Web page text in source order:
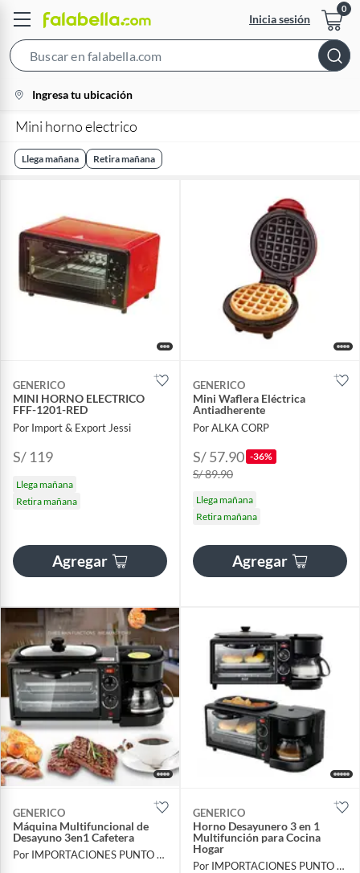
Inicia sesión
Bar
location-
icon
Ingresa tu ubicación
Mini horno electrico
Llega mañana Retira mañana
GENERICO
MINI HORNO ELECTRICO
FFF-1201-RED
Por Import & Export Jessi
S/ 119
Llega mañana
Retira mañana
Agregar
GENERICO
Mini Waflera Eléctrica
Antiadherente
Por ALKA CORP
S/ 57.90 -36%
S/ 89.90
Llega mañana
Retira mañana
Agregar
GENERICO
Máquina Multifuncional de
Desayuno 3en1 Cafetera
Por IMPORTACIONES PUNTO SMART
GENERICO
Horno Desayunero 3 en 1
Multifunción para Cocina
Hogar
Por IMPORTACIONES PUNTO SMART